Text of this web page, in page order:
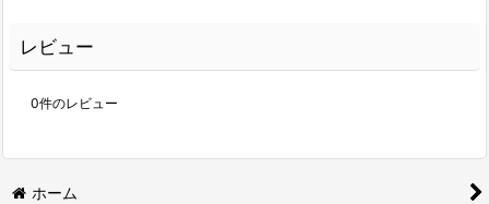
レビュー
0件のレビュー
ホーム